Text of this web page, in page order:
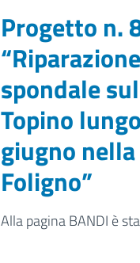
Progetto n.
spondale
Topino
giugno
Foligno”
Alla pagina BANDI è